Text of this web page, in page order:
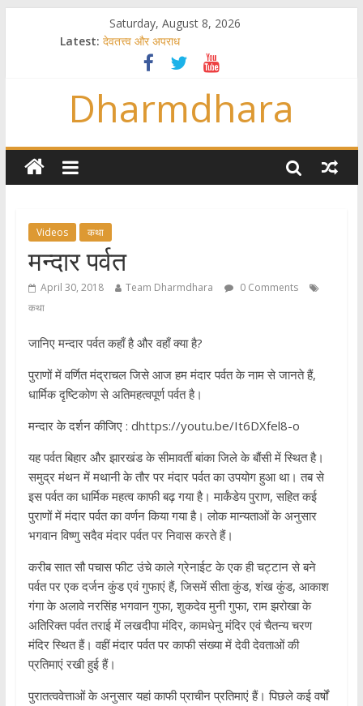
Saturday, August 8, 2026
Latest: देवतत्त्व और अपराध
स्त्रियाँ वेदाधिकारिणी क्यों नहीं हैं
विश्व का सबसे बड़ा और वैज्ञानिक समय गणना तन्त्र
तुम्हीं हो माता, पिता तुम्हीं हो ??
गौ सेवा और राजयोग
Dharmdhara
Videos कथा
मन्दार पर्वत
April 30, 2018 Team Dharmdhara
0 Comments
कथा
जानिए मन्दार पर्वत कहाँ है और वहाँ क्या है?
पुराणों में वर्णित मंद्राचल जिसे आज हम मंदार पर्वत के नाम से जानते हैं,
धार्मिक दृष्टिकोण से अतिमहत्वपूर्ण पर्वत है।
मन्दार के दर्शन कीजिए : dhttps://youtu.be/It6DXfel8-o
यह पर्वत बिहार और झारखंड के सीमावर्ती बांका जिले के बौंसी में स्थित है।
समुद्र मंथन में मथानी के तौर पर मंदार पर्वत का उपयोग हुआ था। तब से
इस पर्वत का धार्मिक महत्व काफी बढ़ गया है। मार्कंडेय पुराण, सहित कई
पुराणों में मंदार पर्वत का वर्णन किया गया है। लोक मान्यताओं के अनुसार
भगवान विष्णु सदैव मंदार पर्वत पर निवास करते हैं।
करीब सात सौ पचास फीट उंचे काले ग्रेनाईट के एक ही चट्टान से बने
पर्वत पर एक दर्जन कुंड एवं गुफाएं हैं, जिसमें सीता कुंड, शंख कुंड, आकाश
गंगा के अलावे नरसिंह भगवान गुफा, शुकदेव मुनी गुफा, राम झरोखा के
अतिरिक्त पर्वत तराई में लखदीपा मंदिर, कामधेनु मंदिर एवं चैतन्य चरण
मंदिर स्थित हैं। वहीं मंदार पर्वत पर काफी संख्या में देवी देवताओं की
प्रतिमाएं रखी हुई हैं।
पुरातत्ववेत्ताओं के अनुसार यहां काफी प्राचीन प्रतिमाएं हैं। पिछले कई वर्षों